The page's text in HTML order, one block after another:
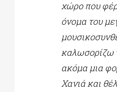
χώρο που
όνομα του
καλωσορίζω
ακόμα μια
Χανιά και